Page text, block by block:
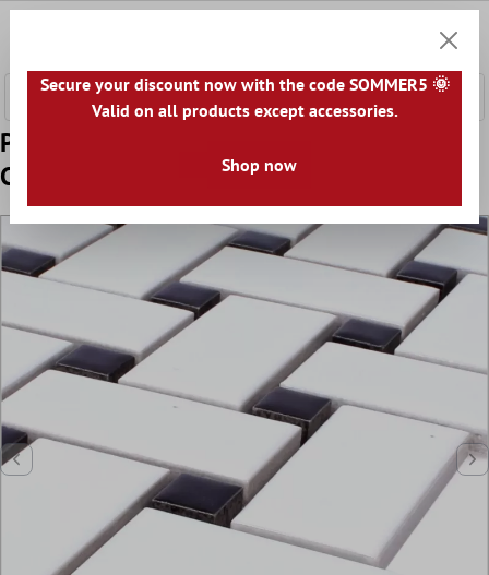
Koszyk
Próbka Mozaika Ceramika Sevilla Biały
Czarny
Secure your discount now with the code SOMMER5 🌞
Valid on all products except accessories.
Shop now